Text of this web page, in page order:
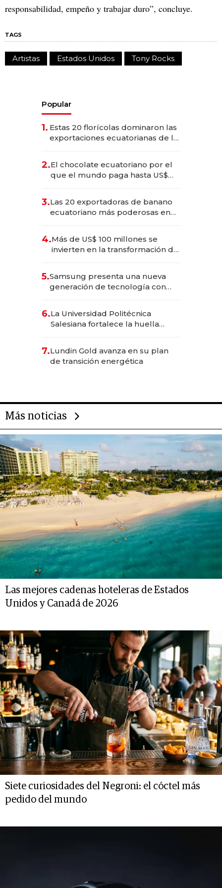
responsabilidad, empeño y trabajar duro”, concluye.
TAGS
Artistas Estados Unidos Tony Rocks
Popular
1. Estas 20 florícolas dominaron las
exportaciones ecuatorianas de la
2.El chocolate ecuatoriano por el
que el mundo paga hasta US$
3.Las 20 exportadoras de banano
ecuatoriano más poderosas en
4.Más de US$ 100 millones se
invierten en la transformación de
5.Samsung presenta una nueva
generación de tecnología con
6.La Universidad Politécnica
Salesiana fortalece la huella
7.Lundin Gold avanza en su plan
de transición energética
Más noticias
Las mejores cadenas hoteleras de Estados
Unidos y Canadá de 2026
Siete curiosidades del Negroni: el cóctel más
pedido del mundo